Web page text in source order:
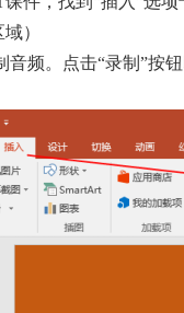
）
音频。点击“录制”按